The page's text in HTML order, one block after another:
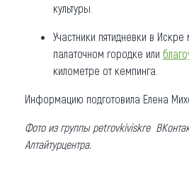
культуры.
Участники пятидневки в Искре
палаточном городке или
километре от кемпинга.
Информацию подготовила Елена
Фото из группы petrovkiviskre
Алтайтурцентра.